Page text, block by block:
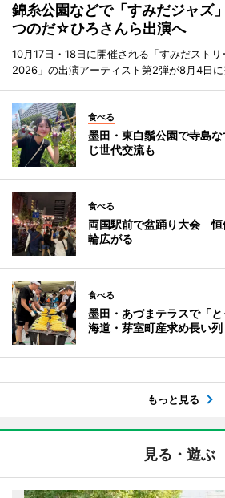
錦糸公園などで「すみだジャズ
つのだ☆ひろさんら出演へ
10月17日・18日に開催される「すみだスト
2026」の出演アーティスト第2弾が8月4日に
食べる
墨田・東白鬚公園で寺島
じ世代交流も
食べる
両国駅前で盆踊り大会 恒
輪広がる
食べる
墨田・あづまテラスで「
海道・芽室町産求め長い列
もっと見る
見る・遊ぶ